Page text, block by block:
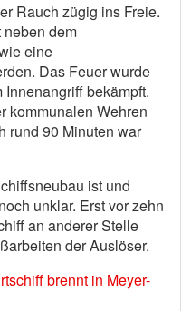
Rauch zügig ins Freie.
dem
eine
Das Feuer wurde
bekämpft.
kommunalen Wehren
rund 90 Minuten war
ist und
unklar. Erst vor zehn
an anderer Stelle
der Auslöser.
brennt in Meyer-